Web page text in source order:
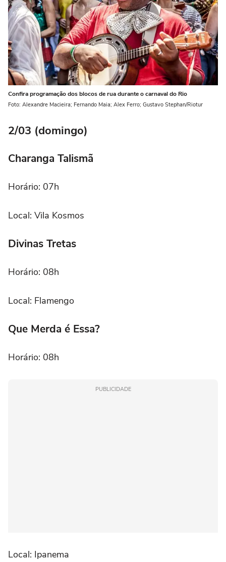
Confira programação dos blocos de rua durante o carnaval do Rio
Foto: Alexandre Macieira; Fernando Maia; Alex Ferro; Gustavo Stephan/Riotur
2/03 (domingo)
Charanga Talismã
Horário: 07h
Local: Vila Kosmos
Divinas Tretas
Horário: 08h
Local: Flamengo
Que Merda é Essa?
Horário: 08h
PUBLICIDADE
Local: Ipanema